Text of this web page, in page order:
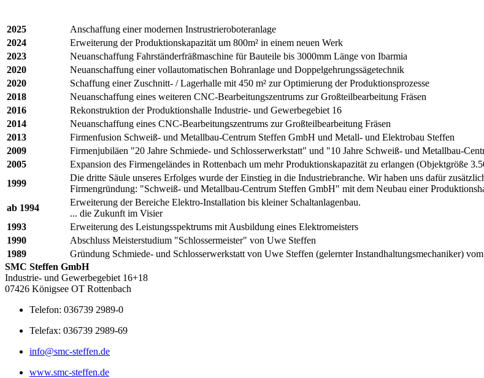
2025
Anschaffung einer modernen Instrustrieroboteranlage
2024
Erweiterung der Produktionskapazität um 800m² in einem neuen Werk
2023
Neuanschaffung Fahrständerfräßmaschine für Bauteile bis 3000mm Länge von Ibarmia
2020
Neuanschaffung einer vollautomatischen Bohranlage und Doppelgehrungssägetechnik
2020
Schaffung einer Zuschnitt- / Lagerhalle mit 450 m² zur Optimierung der Produktionsprozesse
2018
Neuanschaffung eines weiteren CNC-Bearbeitungszentrums zur Großteilbearbeitung Fräsen
2016
Rekonstruktion der Produktionshalle Industrie- und Gewerbegebiet 16
2014
Neuanschaffung eines CNC-Bearbeitungszentrums zur Großteilbearbeitung Fräsen
2013
Firmenfusion Schweiß- und Metallbau-Centrum Steffen GmbH und Metall- und Elektrobau Steffen
2009
Firmenjubiläen "20 Jahre Schmiede- und Schlosserwerkstatt" und "10 Jahre Schweiß- und Metallbau-
2005
Expansion des Firmengeländes in Rottenbach um mehr Produktionskapazität zu erlangen (Objektgröße
1999
Die dritte Säule unseres Erfolges wurde der Einstieg in die Industriebranche. Wir haben uns dafür
Firmengründung: "Schweiß- und Metallbau-Centrum Steffen GmbH" mit dem Neubau einer
ab 1994
Erweiterung der Bereiche Elektro-Installation bis kleiner Schaltanlagenbau.
... die Zukunft im Visier
1993
Erweiterung des Leistungsspektrums mit Ausbildung eines Elektromeisters
1990
Abschluss Meisterstudium "Schlossermeister" von Uwe Steffen
1989
Gründung Schmiede- und Schlosserwerkstatt von Uwe Steffen (gelernter Instandhaltungsmechaniker)
SMC Steffen GmbH
Industrie- und Gewerbegebiet 16+18
07426 Königsee OT Rottenbach
Telefon: 036739 2989-0
Telefax: 036739 2989-69
info@smc-steffen.de
www.smc-steffen.de